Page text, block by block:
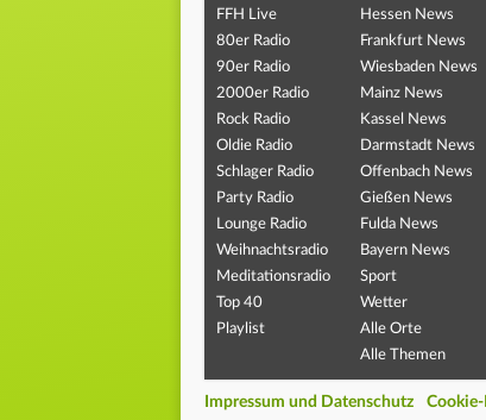
FFH Live
80er Radio
90er Radio
2000er Radio
Rock Radio
Oldie Radio
Schlager Radio
Party Radio
Lounge Radio
Weihnachtsradio
Meditationsradio
Top 40
Playlist
Hessen News
Frankfurt News
Wiesbaden News
Mainz News
Kassel News
Darmstadt News
Offenbach News
Gießen News
Fulda News
Bayern News
Sport
Wetter
Alle Orte
Alle Themen
Impressum und Datenschutz